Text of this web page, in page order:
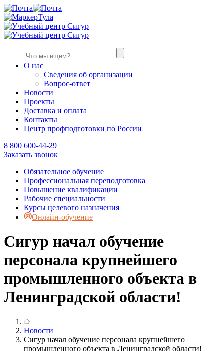
Тула
О нас
Сведения об организации
Вопрос-ответ
Новости
Проекты
Доставка и оплата
Контакты
Центр профподготовки по России
8 800 600-44-29
Заказать звонок
Обязательное обучение
Профессиональная переподготовка
Повышение квалификации
Рабочие специальности
Курсы целевого назначения
Онлайн-обучение
Сигур начал обучение
персонала крупнейшего
промышленного объекта в
Ленинградской области!
Новости
Сигур начал обучение персонала крупнейшего
промышленного объекта в Ленинградской области!